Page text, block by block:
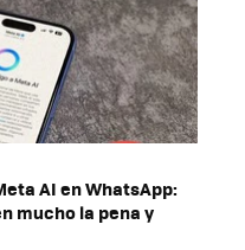
AI en WhatsApp:
mucho la pena y